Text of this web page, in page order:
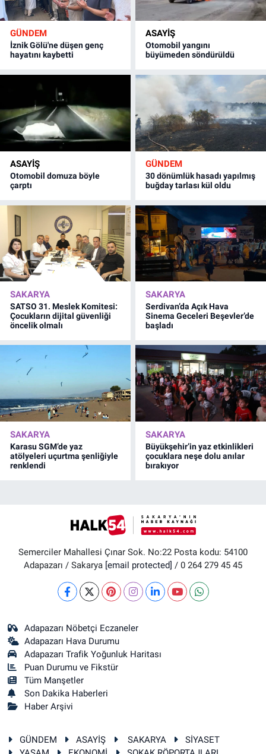
GÜNDEM
İznik Gölü'ne düşen genç
hayatını kaybetti
ASAYİŞ
Otomobil yangını
büyümeden söndürüldü
ASAYİŞ
Otomobil domuza böyle
çarptı
GÜNDEM
30 dönümlük hasadı yapılmış
buğday tarlası kül oldu
SAKARYA
SATSO 31. Meslek Komitesi:
Çocukların dijital güvenliği
öncelik olmalı
SAKARYA
Serdivan’da Açık Hava
Sinema Geceleri Beşevler’de
başladı
SAKARYA
Karasu SGM’de yaz
atölyeleri uçurtma şenliğiyle
renklendi
SAKARYA
Büyükşehir’in yaz etkinlikleri
çocuklara neşe dolu anılar
bırakıyor
Semerciler Mahallesi Çınar Sok. No:22 Posta kodu: 54100
Adapazarı / Sakarya [email protected] / 0 264 279 45 45
Adapazarı Nöbetçi Eczaneler
Adapazarı Hava Durumu
Adapazarı Trafik Yoğunluk Haritası
Puan Durumu ve Fikstür
Tüm Manşetler
Son Dakika Haberleri
Haber Arşivi
GÜNDEM ASAYİŞ SAKARYA
SİYASET